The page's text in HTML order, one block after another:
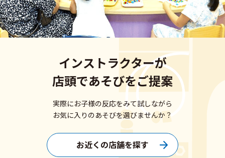
インストラクターが
店頭であそびをご提案
実際にお子様の反応をみて試しながら
お気に入りのあそびを選びませんか？
お近くの店舗を探す